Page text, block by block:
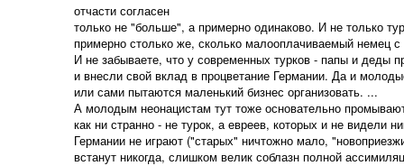
отчасти согласен
только не "больше", а примерно одинаково. И не только
примерно столько же, сколько малооплачиваемый немец
И не забываете, что у современных турков - папы и деды
и внесли свой вклад в процветание Германии. Да и
или сами пытаются маленький бизнес организовать. ...
А молодым неонацистам тут тоже основательно
как ни странно - не турок, а евреев, которых и не видели
Германии не играют ("старых" ничтожно мало,
встанут никогда, слишком велик соблазн полной